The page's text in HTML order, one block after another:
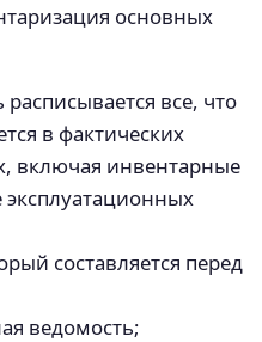
основных
все, что
в фактических
включая инвентарные
составляется перед
ведомость;